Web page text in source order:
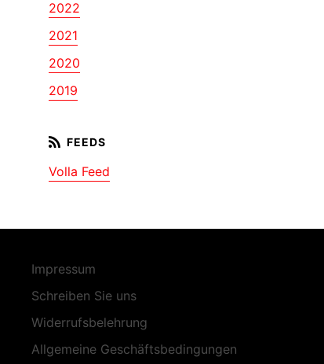
2022
2021
2020
2019
Volla Feed
Impressum
Schreiben Sie uns
Widerrufsbelehrung
Allgemeine Geschäftsbedingungen